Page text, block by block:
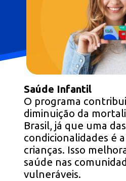
Saúde Infantil
O programa
diminuição da
Brasil, já que uma
condicionalidades é
crianças. Isso
saúde nas
vulneráveis.